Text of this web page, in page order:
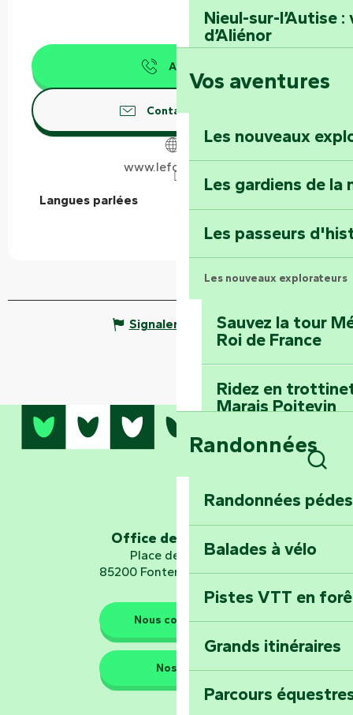
Nieul-sur-l’Autise
d’Aliénor
Foussais-Payré :
Faymoreau :
épopée minière
Terre d’étoiles :
Vos aventures
Les nouveaux
Les gardiens de la
Les passeurs
Les nouveaux explorateurs
Sauvez la tour
Roi de France
Ridez en
Marais Poitevin
Embarquez pour
Planétarium
Explorez
d’orientation «
Les gardiens de la nature
Randonnées
Randonnées
Balades à vélo
Pistes VTT en
Grands itinéraires
Parcours
Appeler
Contactez-nous
www.lefougeray.fr
Langues parlées
Langues parlées
Signaler une erreur
Office de tourisme
Place de Verdun
85200 Fontenay-le-Comte
Nous contacter
Nos QG